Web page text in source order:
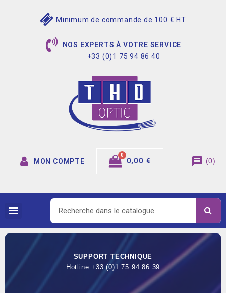
Minimum de commande de 100 € HT
NOS EXPERTS À VOTRE SERVICE
+33 (0)1 75 94 86 40
MON COMPTE 0,00 € message (0)
SUPPORT TECHNIQUE
Hotline +33 (0)1 75 94 86 39